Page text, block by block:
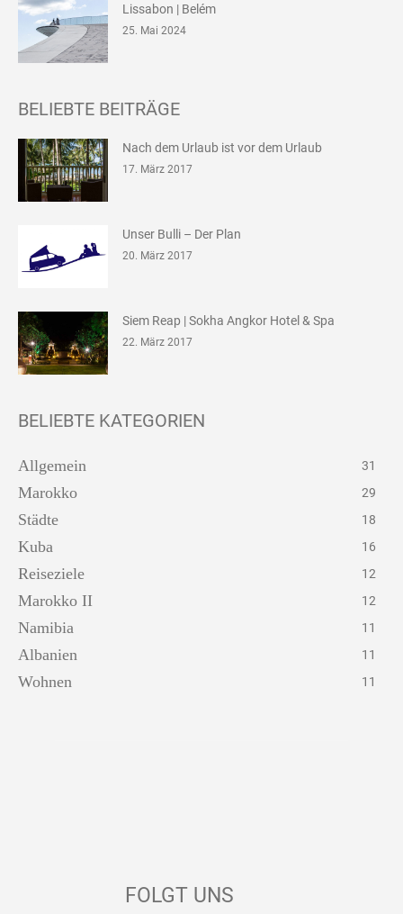
Lissabon | Belém
25. Mai 2024
BELIEBTE BEITRÄGE
Nach dem Urlaub ist vor dem Urlaub
17. März 2017
Unser Bulli – Der Plan
20. März 2017
Siem Reap | Sokha Angkor Hotel & Spa
22. März 2017
BELIEBTE KATEGORIEN
Allgemein 31
Marokko 29
Städte 18
Kuba 16
Reiseziele 12
Marokko II 12
Namibia 11
Albanien 11
Wohnen 11
FOLGT UNS